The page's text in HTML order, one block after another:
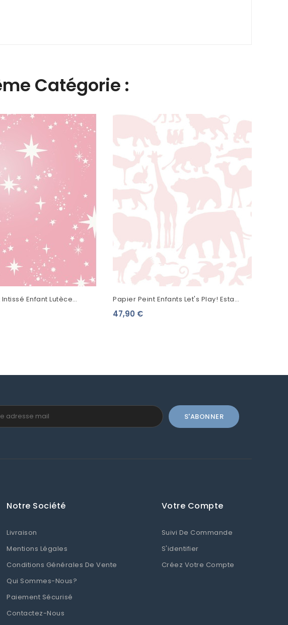
Catégorie :
Enfant Lutèce
Rose DL27566
Papier Peint Enfants Let's Play! Esta
Home Animaux Rose 139052
47,90 €
Notre Société
Livraison
Mentions Légales
Conditions Générales De Vente
Qui Sommes-Nous?
Paiement Sécurisé
Contactez-Nous
Votre Compte
Suivi De Commande
S'identifier
Créez Votre Compte